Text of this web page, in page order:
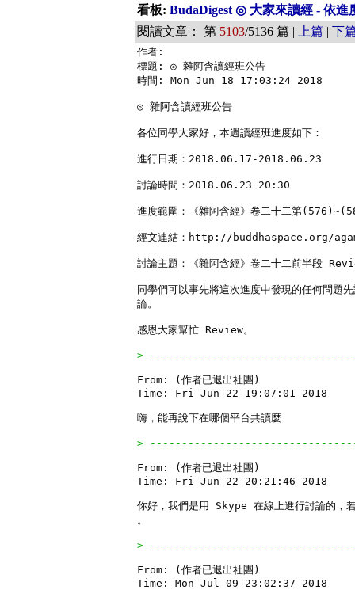
看板: BudaDigest ◎ 大家來讀經 - 依進
閱讀文章： 第 5103/5136 篇 | 上篇 | 下
作者:
標題: ◎ 雜阿含讀經班公告
時間: Mon Jun 18 17:03:24 2018
◎ 雜阿含讀經班公告
各位同學大家好，本週讀經班進度如下：
進行日期：2018.06.17-2018.06.23
討論時間：2018.06.23 20:30
進度範圍：《雜阿含經》卷二十二第
經文連結：http://buddhaspace.org/
討論主題：《雜阿含經》卷二十二前半段
同學們可以事先將這次進度中發現的任何問題
論。
感恩大家幫忙 Review。
>
From: (作者已退出社團)
Time: Fri Jun 22 19:07:01 2018
嗨，能再說下在哪個平台共讀麼
>
From: (作者已退出社團)
Time: Fri Jun 22 20:21:46 2018
你好，我們是用 Skype 在線上進行討論的，
。
>
From: (作者已退出社團)
Time: Mon Jul 09 23:02:37 2018